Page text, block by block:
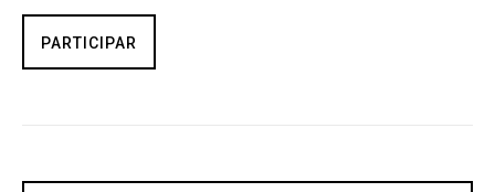
PARTICIPAR